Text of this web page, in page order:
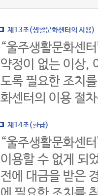
제13조(생활문화센터의 사용)
“울주생활문화센
약정이 없는 이상,
도록 필요한 조치
화센터의 이용 절
제14조(환급)
“울주생활문화센
이용할 수 없게 되
전에 대금을 받은